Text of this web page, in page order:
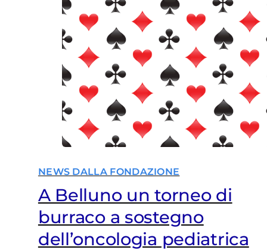
NEWS DALLA FONDAZIONE
A Belluno un torneo di
burraco a sostegno
dell’oncologia pediatrica